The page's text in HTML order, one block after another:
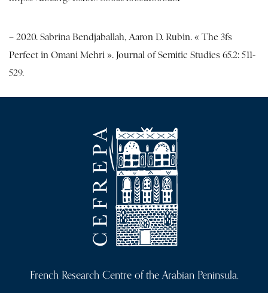
– 2020. Sabrina Bendjaballah, Aaron D. Rubin. « The 3fs
Perfect in Omani Mehri ». Journal of Semitic Studies 65.2: 511-
529.
French Research Centre of the Arabian Peninsula.